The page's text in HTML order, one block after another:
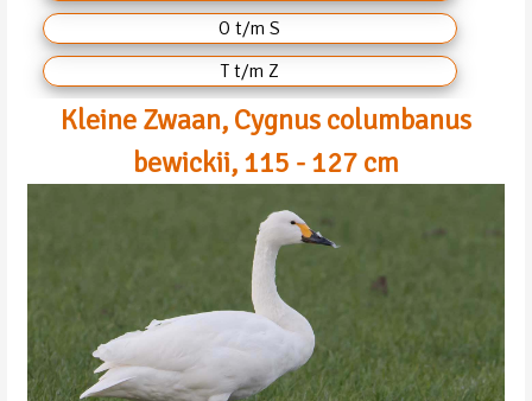
O t/m S
T t/m Z
Kleine Zwaan, Cygnus columbanus
bewickii, 115 - 127 cm